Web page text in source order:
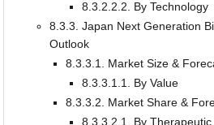
8.3.2.2.2. By Technology
8.3.3. Japan Next Generation
Outlook
8.3.3.1. Market Size &
8.3.3.1.1. By Value
8.3.3.2. Market Share &
8.3.3.2.1. By Therapeutic